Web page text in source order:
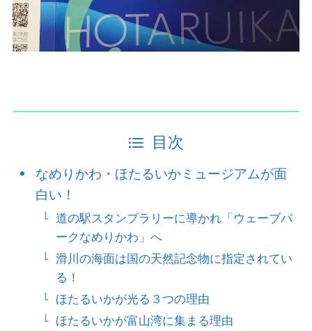
目次
なめりかわ・ほたるいかミュージアムが面
白い！
道の駅スタンプラリーに導かれ「ウェーブパ
ークなめりかわ」へ
滑川の海面は国の天然記念物に指定されてい
る！
ほたるいかが光る３つの理由
ほたるいかが富山湾に集まる理由